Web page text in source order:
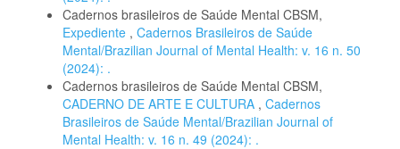
Cadernos brasileiros de Saúde Mental CBSM,
Expediente , Cadernos Brasileiros de Saúde
Mental/Brazilian Journal of Mental Health: v. 16 n. 50
(2024): .
Cadernos brasileiros de Saúde Mental CBSM,
CADERNO DE ARTE E CULTURA , Cadernos
Brasileiros de Saúde Mental/Brazilian Journal of
Mental Health: v. 16 n. 49 (2024): .